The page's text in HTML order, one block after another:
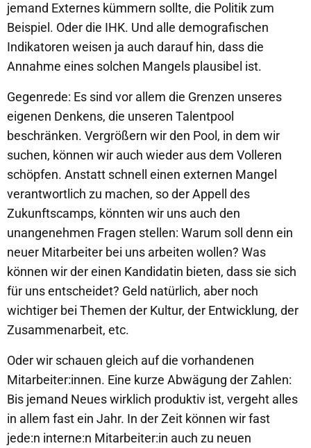
jemand Externes kümmern sollte, die Politik zum
Beispiel. Oder die IHK. Und alle demografischen
Indikatoren weisen ja auch darauf hin, dass die
Annahme eines solchen Mangels plausibel ist.
Gegenrede: Es sind vor allem die Grenzen unseres
eigenen Denkens, die unseren Talentpool
beschränken. Vergrößern wir den Pool, in dem wir
suchen, können wir auch wieder aus dem Volleren
schöpfen. Anstatt schnell einen externen Mangel
verantwortlich zu machen, so der Appell des
Zukunftscamps, könnten wir uns auch den
unangenehmen Fragen stellen: Warum soll denn ein
neuer Mitarbeiter bei uns arbeiten wollen? Was
können wir der einen Kandidatin bieten, dass sie sich
für uns entscheidet? Geld natürlich, aber noch
wichtiger bei Themen der Kultur, der Entwicklung, der
Zusammenarbeit, etc.
Oder wir schauen gleich auf die vorhandenen
Mitarbeiter:innen. Eine kurze Abwägung der Zahlen:
Bis jemand Neues wirklich produktiv ist, vergeht alles
in allem fast ein Jahr. In der Zeit können wir fast
jede:n interne:n Mitarbeiter:in auch zu neuen